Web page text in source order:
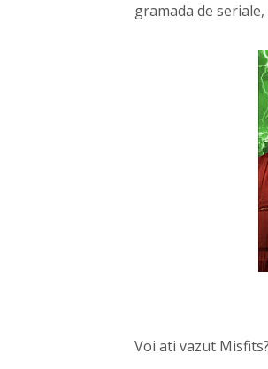
gramada de
Voi ati vazut